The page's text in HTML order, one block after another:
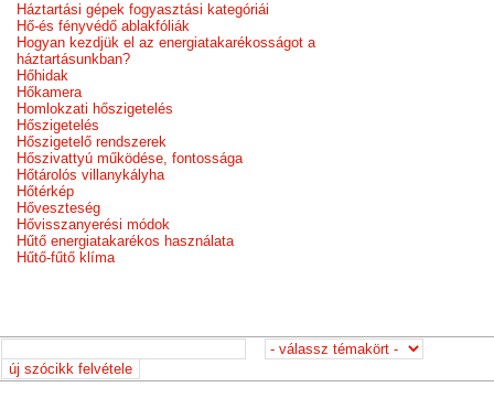
Háztartási gépek fogyasztási kategóriái
Hő-és fényvédő ablakfóliák
Hogyan kezdjük el az energiatakarékosságot a
háztartásunkban?
Hőhidak
Hőkamera
Homlokzati hőszigetelés
Hőszigetelés
Hőszigetelő rendszerek
Hőszivattyú működése, fontossága
Hőtárolós villanykályha
Hőtérkép
Hőveszteség
Hővisszanyerési módok
Hűtő energiatakarékos használata
Hűtő-fűtő klíma